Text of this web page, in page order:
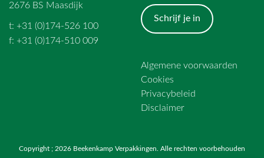
2676 BS Maasdijk
t: +31 (0)174-526 100
f: +31 (0)174-510 009
Schrijf je in
Algemene voorwaarden
Cookies
Privacybeleid
Disclaimer
Copyright ; 2026 Beekenkamp Verpakkingen. Alle rechten voorbehouden